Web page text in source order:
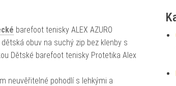
barefoot tenisky ALEX AZURO
obuv na suchý zip bez klenby s
Dětské barefoot tenisky Protetika Alex
neuvěřitelné pohodlí s lehkými a